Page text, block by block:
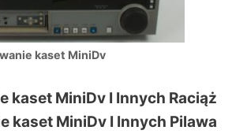
kaset MiniDv
kaset MiniDv I Innych Raciąż
kaset MiniDv I Innych Pilawa